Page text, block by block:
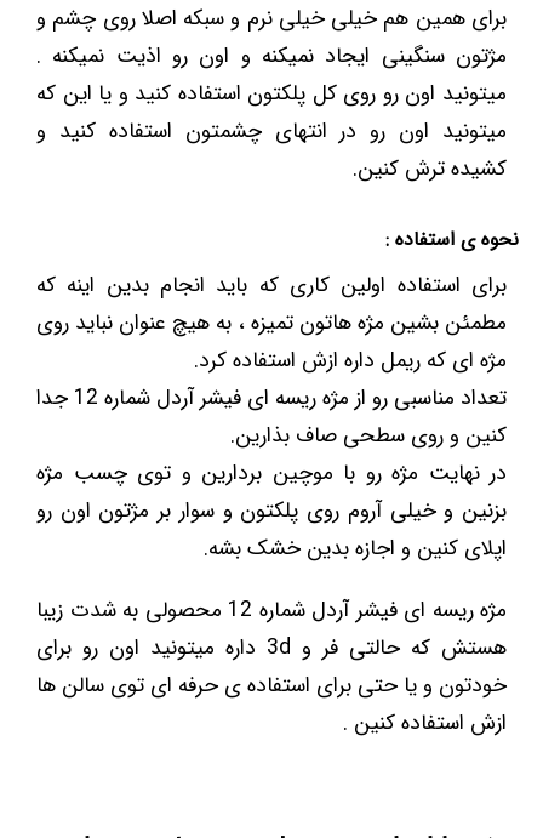
برای همین هم خیلی خیلی نرم و سبکه اصلا روی چشم و
مژتون سنگینی ایجاد نمیکنه و اون رو اذیت نمیکنه .
میتونید اون رو روی کل پلکتون استفاده کنید و یا این که
میتونید اون رو در انتهای چشمتون استفاده کنید و
کشیده ترش کنین.
نحوه ی استفاده :
برای استفاده اولین کاری که باید انجام بدین اینه که
مطمئن بشین مژه هاتون تمیزه ، به هیچ عنوان نباید روی
مژه ای که ریمل داره ازش استفاده کرد.
تعداد مناسبی رو از مژه ریسه ای فیشر آردل شماره 12 جدا
کنین و روی سطحی صاف بذارین.
در نهایت مژه رو با موچین بردارین و توی چسب مژه
بزنین و خیلی آروم روی پلکتون و سوار بر مژتون اون رو
اپلای کنین و اجازه بدین خشک بشه.
مژه ریسه ای فیشر آردل شماره 12 محصولی به شدت زیبا
هستش که حالتی فر و 3d داره میتونید اون رو برای
خودتون و یا حتی برای استفاده ی حرفه ای توی سالن ها
ازش استفاده کنین .